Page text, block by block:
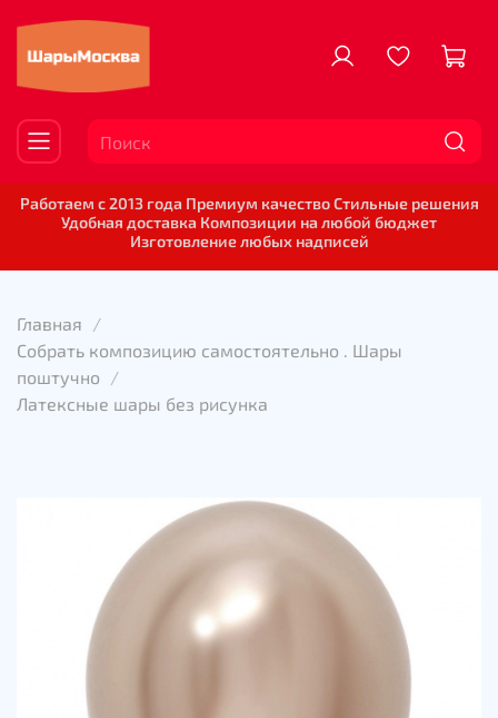
Работаем с 2013 года Премиум качество Стильные решения
Удобная доставка Композиции на любой бюджет
Изготовление любых надписей
Главная
Собрать композицию самостоятельно . Шары
поштучно
Латексные шары без рисунка